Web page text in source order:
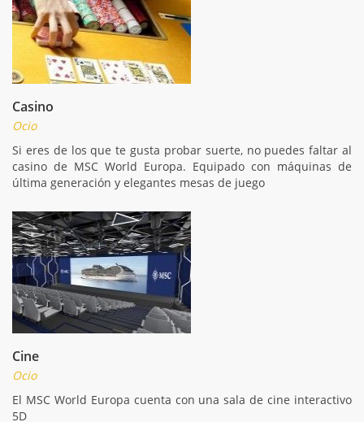
Casino
Ocio
Si eres de los que te gusta probar suerte, no puedes faltar al
casino de MSC World Europa. Equipado con máquinas de
última generación y elegantes mesas de juego
Cine
Ocio
El MSC World Europa cuenta con una sala de cine interactivo
5D